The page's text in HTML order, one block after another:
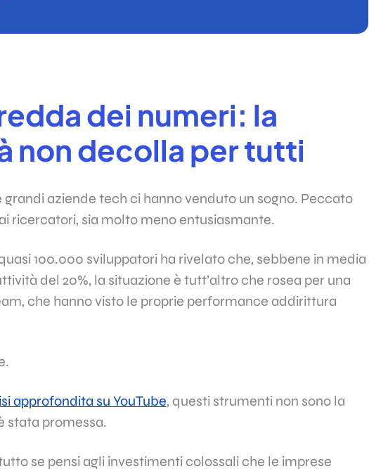
dei numeri: la
non decolla per tutti
aziende tech ci hanno venduto un sogno. Peccato
ricercatori, sia molto meno entusiasmante.
100.000 sviluppatori ha rivelato che, sebbene in media
del 20%, la situazione è tutt’altro che rosea per una
che hanno visto le proprie performance addirittura
approfondita su YouTube, questi strumenti non sono la
stata promessa.
se pensi agli investimenti colossali che le imprese